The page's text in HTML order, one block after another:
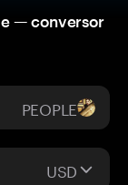
— conversor
PEOPLE
USD